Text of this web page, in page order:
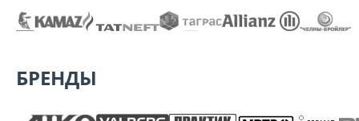
БРЕНДЫ